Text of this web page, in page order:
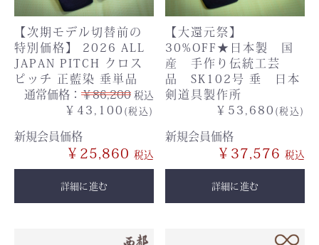
【次期モデル切替前の
特別価格】 2026 ALL
JAPAN PITCH クロス
ピッチ 正藍染 垂単品
通常価格： ￥86,200 税込
￥43,100 (税込)
新規会員価格
￥25,860
詳細に進む
【大還元祭】
30%OFF★日本製 国
産 手作り伝統工芸
品 SK102号 垂 日本
剣道具製作所
￥53,680 (税込)
新規会員価格
￥37,576
詳細に進む